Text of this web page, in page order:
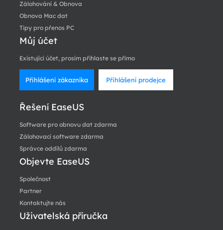
Zálohování & Obnova
Obnova Mac dat
Tipy pro přenos PC
Můj účet
Existující účet, prosím přihlaste se přímo
Přihlášení zákazníka Přihlášení prodejce
Řešení EaseUS
Software pro obnovu dat zdarma
Zálohovací software zdarma
Správce oddílů zdarma
Objevte EaseUS
Společnost
Partner
Kontaktujte nás
Uživatelská příručka